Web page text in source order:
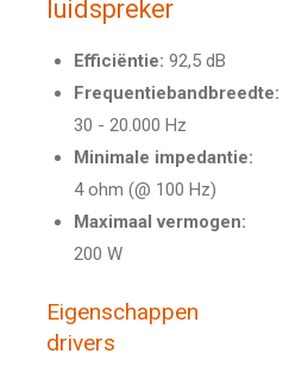
luidspreker
Efficiëntie: 92,5 dB
Frequentiebandbreedte:
30 - 20.000 Hz
Minimale impedantie:
4 ohm (@ 100 Hz)
Maximaal vermogen:
200 W
Eigenschappen
drivers